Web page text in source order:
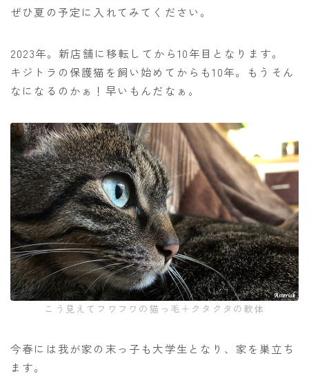
ぜひ夏の予定に入れてみてください。
2023年。新店舗に移転してから10年目となります。
キジトラの保護猫を飼い始めてからも10年。もうそん
なになるのかぁ！早いもんだなぁ。
こう見えてフワフワの猫っ毛＋クタクタの軟体
今春には我が家の末っ子も大学生となり、家を巣立ち
ます。